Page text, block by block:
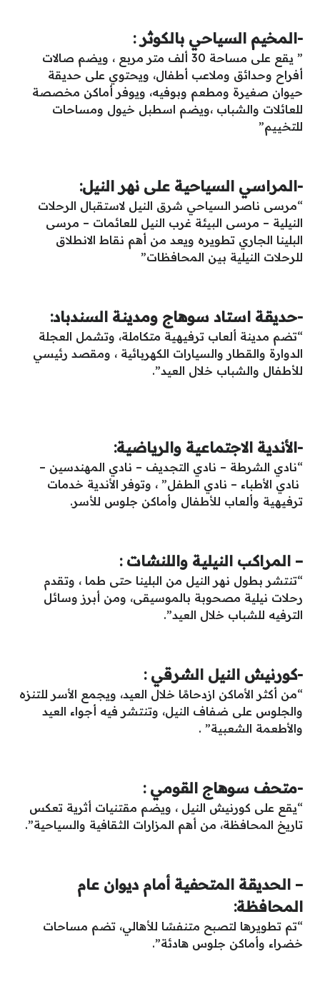
-المخيم السياحي بالكوثر :
” يقع على مساحة 30 ألف متر مربع ، ويضم صالات
أفراح وحدائق وملاعب أطفال، ويحتوي على حديقة
حيوان صغيرة ومطعم وبوفيه، ويوفر أماكن مخصصة
للعائلات والشباب ،ويضم اسطبل خيول ومساحات
للتخييم”
-المراسي السياحية على نهر النيل:
“مرسى ناصر السياحي شرق النيل لاستقبال الرحلات
النيلية – مرسى البيئة غرب النيل للعائمات – مرسى
البلينا الجاري تطويره ويعد من أهم نقاط الانطلاق
للرحلات النيلية بين المحافظات”
-حديقة استاد سوهاج ومدينة السندباد:
“تضم مدينة ألعاب ترفيهية متكاملة، وتشمل العجلة
الدوارة والقطار والسيارات الكهربائية ، ومقصد رئيسي
للأطفال والشباب خلال العيد”.
-الأندية الاجتماعية والرياضية:
“نادي الشرطة – نادي التجديف – نادي المهندسين –
نادي الأطباء – نادي الطفل” ، وتوفر الأندية خدمات
ترفيهية وألعاب للأطفال وأماكن جلوس للأسر.
– المراكب النيلية واللنشات :
“تنتشر بطول نهر النيل من البلينا حتى طما ، وتقدم
رحلات نيلية مصحوبة بالموسيقى، ومن أبرز وسائل
الترفيه للشباب خلال العيد”.
-كورنيش النيل الشرقي :
“من أكثر الأماكن ازدحامًا خلال العيد، ويجمع الأسر للتنزه
والجلوس على ضفاف النيل، وتنتشر فيه أجواء العيد
والأطعمة الشعبية” .
-متحف سوهاج القومي :
“يقع على كورنيش النيل ، ويضم مقتنيات أثرية تعكس
تاريخ المحافظة، من أهم المزارات الثقافية والسياحية”.
– الحديقة المتحفية أمام ديوان عام
المحافظة:
“تم تطويرها لتصبح متنفسًا للأهالي، تضم مساحات
خضراء وأماكن جلوس هادئة”.